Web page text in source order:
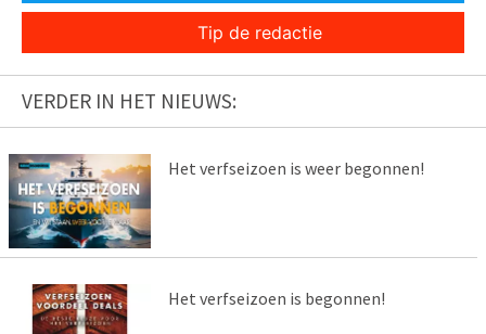
Tip de redactie
VERDER IN HET NIEUWS:
Het verfseizoen is weer begonnen!
Het verfseizoen is begonnen!